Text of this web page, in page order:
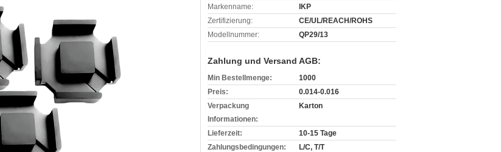
Markenname:
IKP
Zertifizierung:
CE/UL/REACH/ROHS
Modellnummer:
QP29/13
Zahlung und Versand AGB:
Min Bestellmenge:
1000
Preis:
0.014-0.016
Verpackung
Informationen:
Karton
Lieferzeit:
10-15 Tage
Zahlungsbedingungen:
L/C, T/T